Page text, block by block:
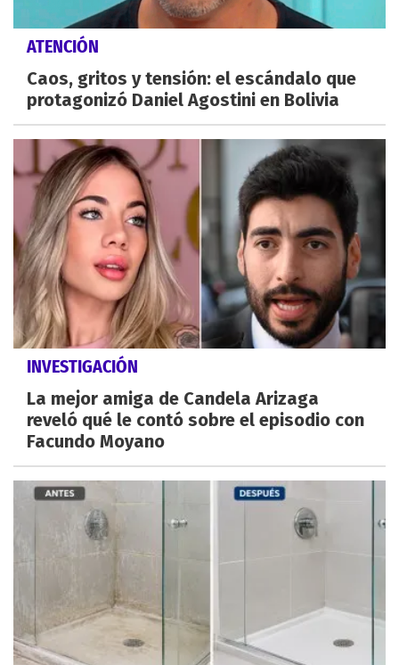
ATENCIÓN
Caos, gritos y tensión: el escándalo que
protagonizó Daniel Agostini en Bolivia
INVESTIGACIÓN
La mejor amiga de Candela Arizaga
reveló qué le contó sobre el episodio con
Facundo Moyano